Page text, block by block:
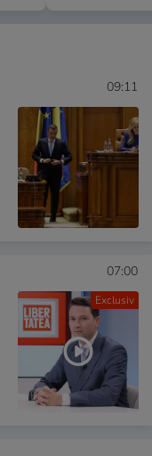
09:11
Exclusiv
07:00